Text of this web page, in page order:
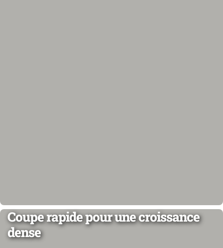
Coupe rapide pour une croissance
dense